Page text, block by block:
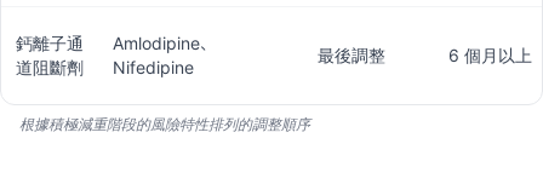
鈣離子通
道阻斷劑
Amlodipine、
Nifedipine
最後調整 6 個月以上
根據積極減重階段的風險特性排列的調整順序